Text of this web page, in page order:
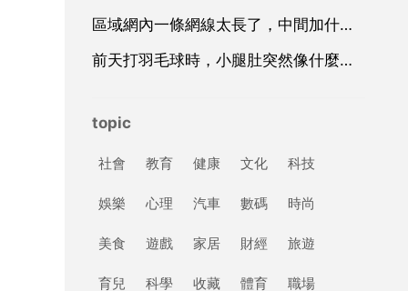
區域網內一條網線太長了，中間加什麼比較好
前天打羽毛球時，小腿肚突然像什麼東西撞
topic
社會 教育 健康 文化 科技
娛樂 心理 汽車 數碼 時尚
美食 遊戲 家居 財經 旅遊
育兒 科學 收藏 體育 職場